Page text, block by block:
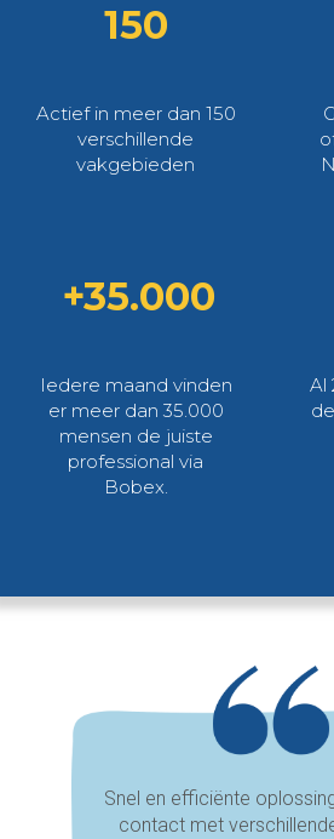
150
Actief in meer dan 150
verschillende
vakgebieden
+35.000
Iedere maand vinden
er meer dan 35.000
mensen de juiste
professional via
Bobex.
Al
Snel en efficiënte
contact met